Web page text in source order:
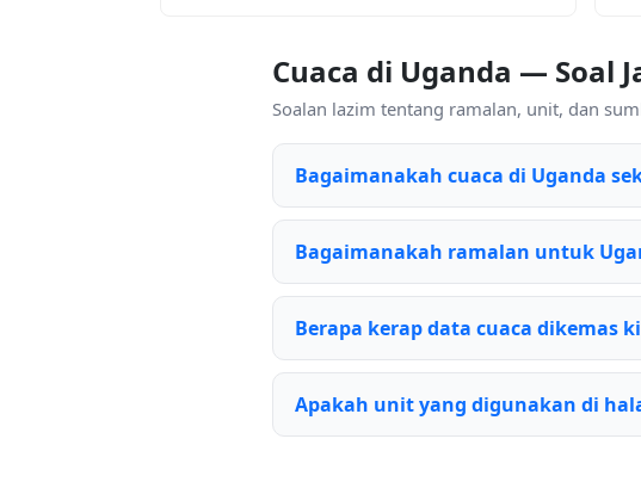
Cuaca di Uganda — Soal
Soalan lazim tentang ramalan, unit, dan
Bagaimanakah cuaca di Uganda
Bagaimanakah ramalan untuk
Berapa kerap data cuaca dikemas
Apakah unit yang digunakan di